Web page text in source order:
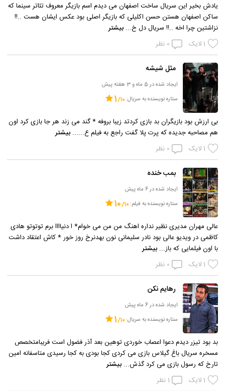
یادش بخیر این سریال ساخت اصفهان می دیدم اسم بازیگر معروف تئاتر سینما که
ساکن اصفهان هستن حسن اکلیلی که بازیگر اصلی بود عکس ایشان هست ..!!
نزاشتین چرا اخه ..!! سریال دل خ...بیشتر
1لایک 0 نظر
مثل شیشه
ایجاد شده در 5 ماه و 3 هفته پیش
ستاره نویسنده به سریال:
1
بی ارزش بود بازیگران بد بازی کردتد زیبا بروفه * گند می زند هر جا بازی کرد اون
هم مصاحبه جدیده که پرت پلا گفت راجع به فیلم ع......بیشتر
1لایک 0 نظر
بمب خنده
ایجاد شده در 6 ماه پیش
ستاره نویسنده به فیلم:
10
عالی مهران مدیری نظیر نداره اهنگ من من می خوام* ا دنیاااا برم توتوتو هادی
کاظمی در ویدیو عالی بود نادر سلیمانی نون بهدنرخ روز خور * کاش اعتقاد داشت
با اون فیلمایی که باز...بیشتر
1لایک 0 نظر
رهایم نکن
ایجاد شده در 6 ماه پیش
ستاره نویسنده به سریال:
1
بد بود تیزر دیدم دعوا اعصاب خوردی توهین بعد آذر فضول است فریبامتخصص
مسخره سریال باغ گیلاس بازی می کردی کجا بودی به کجا رسیدی متاسفانه امین
تارخ که رسول بازی می کرد گذش...بیشتر
1لایک 1نظر